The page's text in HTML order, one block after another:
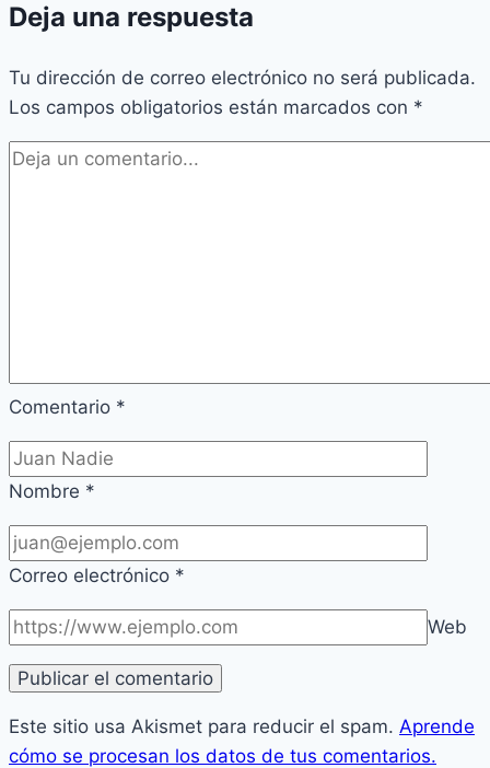
Deja una respuesta
Tu dirección de correo electrónico no será publicada.
Los campos obligatorios están marcados con *
Comentario *
Nombre *
Correo electrónico *
Web
Este sitio usa Akismet para reducir el spam. Aprende
cómo se procesan los datos de tus comentarios.